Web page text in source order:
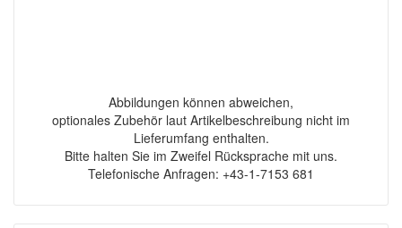
Abbildungen können abweichen,
optionales Zubehör laut Artikelbeschreibung nicht im
Lieferumfang enthalten.
Bitte halten Sie im Zweifel Rücksprache mit uns.
Telefonische Anfragen: +43-1-7153 681